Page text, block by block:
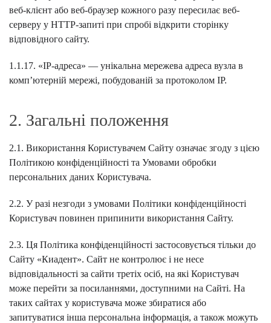
веб-клієнт або веб-браузер кожного разу пересилає веб-
серверу у HTTP-запиті при спробі відкрити сторінку
відповідного сайту.
1.1.17. «IP-адреса» — унікальна мережева адреса вузла в
комп’ютерній мережі, побудованій за протоколом IP.
2. Загальні положення
2.1. Використання Користувачем Сайту означає згоду з цією
Політикою конфіденційності та Умовами обробки
персональних даних Користувача.
2.2. У разі незгоди з умовами Політики конфіденційності
Користувач повинен припинити використання Сайту.
2.3. Ця Політика конфіденційності застосовується тільки до
Сайту «Киадент». Сайт не контролює і не несе
відповідальності за сайти третіх осіб, на які Користувач
може перейти за посиланнями, доступними на Сайті. На
таких сайтах у користувача може збиратися або
запитуватися інша персональна інформація, а також можуть